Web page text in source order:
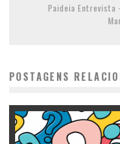
Paideia Entrevista
POSTAGENS